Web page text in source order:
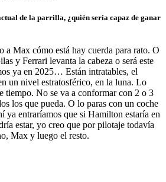
de la parrilla, ¿quién sería capaz de ganar
a Max cómo está hay cuerda para rato. O
y Ferrari levanta la cabeza o será este
ya en 2025… Están intratables, el
un nivel estratosférico, en la luna. Lo
tiempo. No se va a conformar con 2 o 3
los que pueda. O lo paras con un coche
ya entraríamos que si Hamilton estaría en
estar, yo creo que por pilotaje todavía
Max y luego el resto.